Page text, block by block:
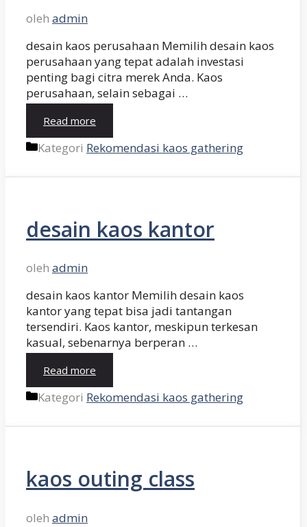
oleh admin
desain kaos perusahaan Memilih desain kaos
perusahaan yang tepat adalah investasi
penting bagi citra merek Anda. Kaos
perusahaan, selain sebagai …
Read more
Kategori Rekomendasi kaos gathering
desain kaos kantor
oleh admin
desain kaos kantor Memilih desain kaos
kantor yang tepat bisa jadi tantangan
tersendiri. Kaos kantor, meskipun terkesan
kasual, sebenarnya berperan …
Read more
Kategori Rekomendasi kaos gathering
kaos outing class
oleh admin